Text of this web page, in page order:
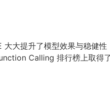
大大提升了模型效果与稳健
Calling 排行榜上取得了